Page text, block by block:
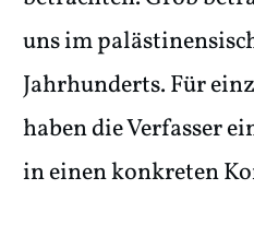
uns im
Jahrhunderts. Für
haben die Verfasser
in einen konkreten